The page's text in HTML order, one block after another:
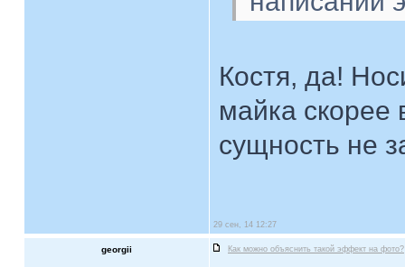
Костя, да!
майка скорее
сущность не
29 сен, 14 12:27
georgii Как можно объяснить такой эффект на фото?